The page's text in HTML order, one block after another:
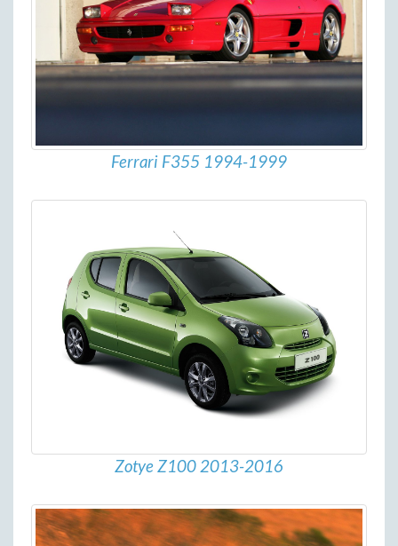
Ferrari F355 1994-1999
Zotye Z100 2013-2016